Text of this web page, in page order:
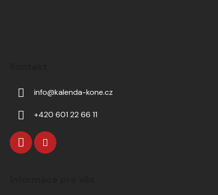
info@kalenda-kone.cz
+420 601 22 66 11